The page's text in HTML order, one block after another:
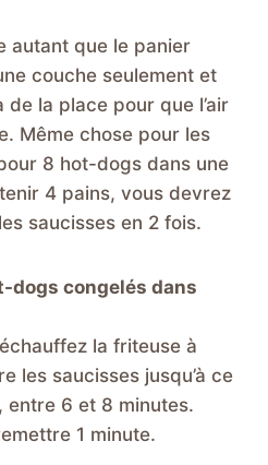
autant que le panier
couche seulement et
de la place pour que l’air
Même chose pour les
8 hot-dogs dans une
4 pains, vous devrez
saucisses en 2 fois.
dogs congelés dans
la friteuse à
les saucisses jusqu’à ce
entre 6 et 8 minutes.
1 minute.